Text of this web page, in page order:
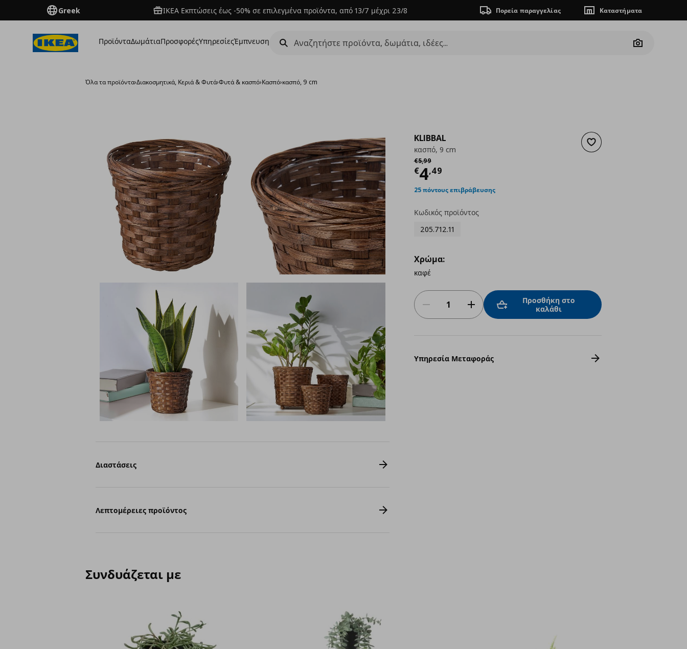
Greek ΙΚΕΑ Εκπτώσεις έως -50% σε επιλεγμένα προϊόντα, από 13/7 μέχρι 23/8 Πορεία παραγγελίας Καταστήματα
ΠροϊόνταΔωμάτιαΠροσφορέςΥπηρεσίεςΈμπνευση
Camera
Όλα τα προϊόντα›Διακοσμητικά, Κεριά & Φυτά›Φυτά & κασπό›Κασπό›κασπό, 9 cm
Προσθήκη στα αγαπημένα
KLIBBAL
κασπό, 9 cm
€5,99
Αρχική τιμή
€4,49
Τρέχουσα τιμή
25 πόντους επιβράβευσης
Κωδικός προϊόντος
205.712.11
Χρώμα:
καφέ
Προσθήκη στο
καλάθι
Υπηρεσία Μεταφοράς
Διαστάσεις
Λεπτομέρειες προϊόντος
Συνδυάζεται με